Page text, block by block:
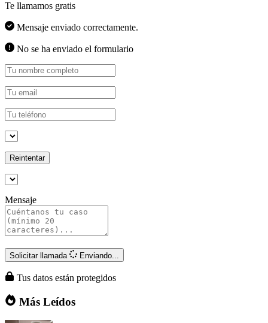
Te llamamos gratis
Mensaje enviado correctamente.
No se ha enviado el formulario
Reintentar
Mensaje
Solicitar llamada Enviando...
Tus datos están protegidos
Más Leídos